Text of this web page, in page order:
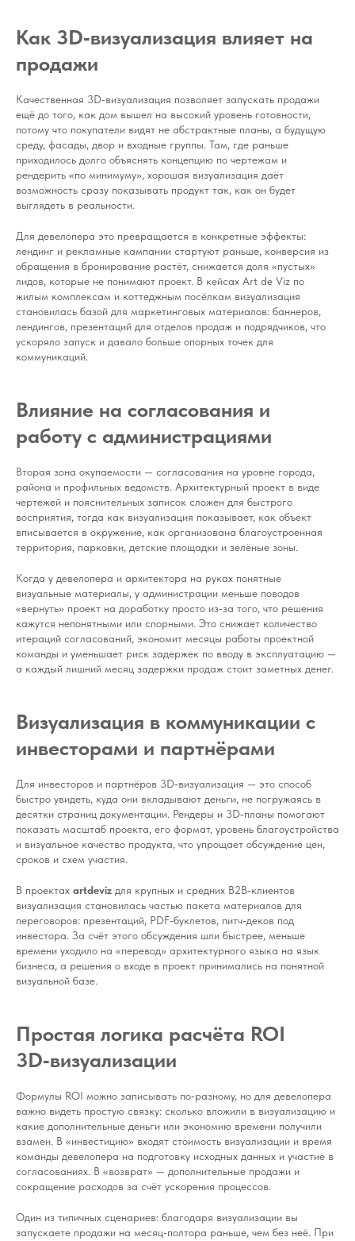
Как 3D‑визуализация влияет на
продажи
Качественная 3D‑визуализация позволяет запускать продажи
ещё до того, как дом вышел на высокий уровень готовности,
потому что покупатели видят не абстрактные планы, а будущую
среду, фасады, двор и входные группы. Там, где раньше
приходилось долго объяснять концепцию по чертежам и
рендерить «по минимуму», хорошая визуализация даёт
возможность сразу показывать продукт так, как он будет
выглядеть в реальности.
Для девелопера это превращается в конкретные эффекты:
лендинг и рекламные кампании стартуют раньше, конверсия из
обращения в бронирование растёт, снижается доля «пустых»
лидов, которые не понимают проект. В кейсах Art de Viz по
жилым комплексам и коттеджным посёлкам визуализация
становилась базой для маркетинговых материалов: баннеров,
лендингов, презентаций для отделов продаж и подрядчиков, что
ускоряло запуск и давало больше опорных точек для
коммуникаций.
Влияние на согласования и
работу с администрациями
Вторая зона окупаемости — согласования на уровне города,
района и профильных ведомств. Архитектурный проект в виде
чертежей и пояснительных записок сложен для быстрого
восприятия, тогда как визуализация показывает, как объект
вписывается в окружение, как организована благоустроенная
территория, парковки, детские площадки и зелёные зоны.
Когда у девелопера и архитектора на руках понятные
визуальные материалы, у администрации меньше поводов
«вернуть» проект на доработку просто из‑за того, что решения
кажутся непонятными или спорными. Это снижает количество
итераций согласований, экономит месяцы работы проектной
команды и уменьшает риск задержек по вводу в эксплуатацию —
а каждый лишний месяц задержки продаж стоит заметных денег.
Визуализация в коммуникации с
инвесторами и партнёрами
Для инвесторов и партнёров 3D‑визуализация — это способ
быстро увидеть, куда они вкладывают деньги, не погружаясь в
десятки страниц документации. Рендеры и 3D‑планы помогают
показать масштаб проекта, его формат, уровень благоустройства
и визуальное качество продукта, что упрощает обсуждение цен,
сроков и схем участия.
В проектах artdeviz для крупных и средних B2B‑клиентов
визуализация становилась частью пакета материалов для
переговоров: презентаций, PDF‑буклетов, питч‑деков под
инвестора. За счёт этого обсуждения шли быстрее, меньше
времени уходило на «перевод» архитектурного языка на язык
бизнеса, а решения о входе в проект принимались на понятной
визуальной базе.
Простая логика расчёта ROI
3D‑визуализации
Формулы ROI можно записывать по‑разному, но для девелопера
важно видеть простую связку: сколько вложили в визуализацию и
какие дополнительные деньги или экономию времени получили
взамен. В «инвестицию» входят стоимость визуализации и время
команды девелопера на подготовку исходных данных и участие в
согласованиях. В «возврат» — дополнительные продажи и
сокращение расходов за счёт ускорения процессов.
Один из типичных сценариев: благодаря визуализации вы
запускаете продажи на месяц‑полтора раньше, чем без неё. При